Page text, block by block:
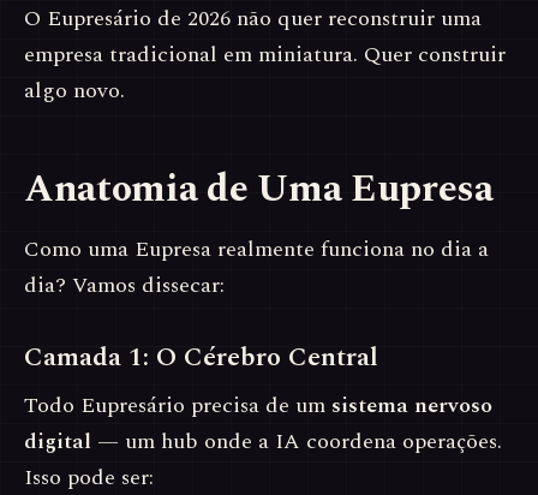
O Eupresário de 2026 não quer reconstruir uma
empresa tradicional em miniatura. Quer construir
algo novo.
Anatomia de Uma Eupresa
Como uma Eupresa realmente funciona no dia a
dia? Vamos dissecar:
Camada 1: O Cérebro Central
Todo Eupresário precisa de um sistema nervoso
digital — um hub onde a IA coordena operações.
Isso pode ser: